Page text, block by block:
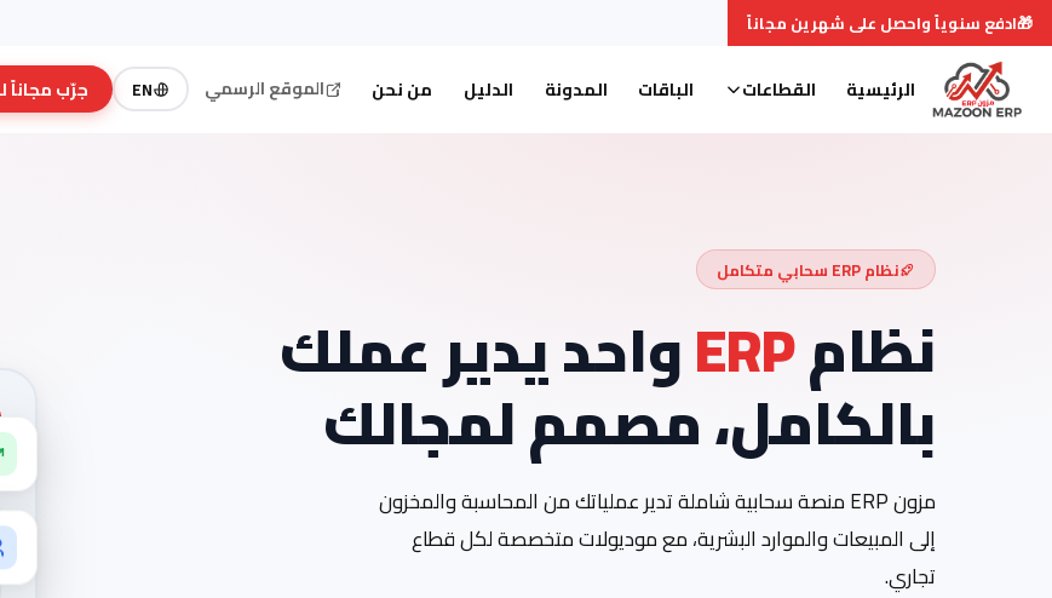
🎁ادفع سنوياً واحصل على شهرين مجاناً
الرئيسية القطاعات الباقات المدونة الدليل من نحن الموقع الرسمي EN جرّب مجاناً
نظام ERP سحابي متكامل
نظامERPواحد يدير عملك
بالكامل، مصمم لمجالك
مزون ERP منصة سحابية شاملة تدير عملياتك من المحاسبة والمخزون
إلى المبيعات والموارد البشرية، مع موديولات متخصصة لكل قطاع
تجاري.